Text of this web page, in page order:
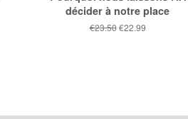
décider à notre place
Prix
€23.50 Prix
€22.99